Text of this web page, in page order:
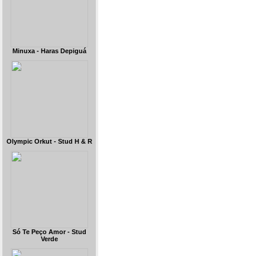
Minuxa - Haras Depiguá
Olympic Orkut - Stud H & R
Só Te Peço Amor - Stud
Verde